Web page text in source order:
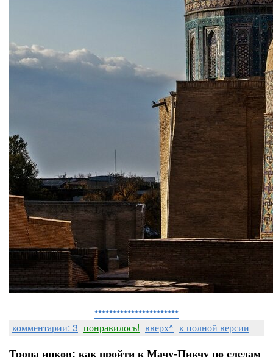
***********************
комментарии: 3 понравилось! вверх^ к полной версии
Тропа инков: как пройти к Мачу‑Пикчу по следам